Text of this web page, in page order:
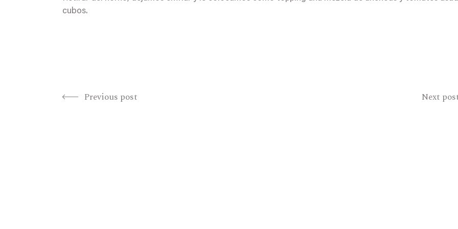
cubos.
Previous post Next